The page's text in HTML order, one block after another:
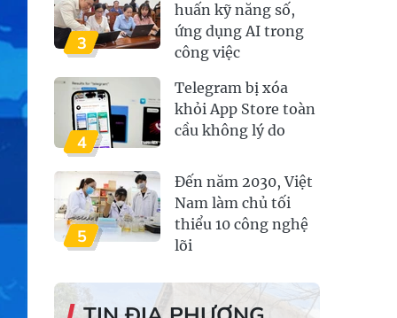
3
huấn kỹ năng số,
ứng dụng AI trong
công việc
4
Telegram bị xóa
khỏi App Store toàn
cầu không lý do
5
Đến năm 2030, Việt
Nam làm chủ tối
thiểu 10 công nghệ
lõi